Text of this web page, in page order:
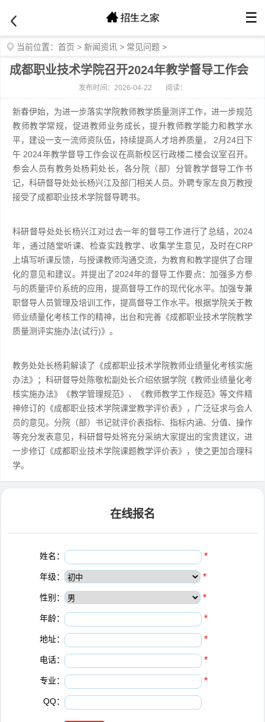
☰
当前位置： 首页 > 新闻资讯 > 常见问题 >
成都职业技术学院召开2024年教学督导工作会
发布时间：2026-04-22 阅读：
新春伊始，为进一步落实学院教师教学质量测评工作，进一步规范
教师教学常规，促进教师业务成长，提升教师教学能力和教学水
平，建设一支一流师资队伍，持续提高人才培养质量， 2月24日下
午 2024年教学督导工作会议在高新校区行政楼二楼会议室召开。
参会人员有教务处杨莉处长，各分院（部）分管教学督导工作书
记，科研督导处处长杨兴江及部门相关人员。外聘专家左良万教授
接受了成都职业技术学院督导聘书。
科研督导处处长杨兴江对过去一年的督导工作进行了总结，2024
年，通过随堂听课、检查实践教学、收集学生意见，及时在CRP
上填写听课反馈，与授课教师沟通交流，为教育和教学提供了合理
化的意见和建议。并提出了2024年的督导工作要点：加强多方参
与的质量评价系统的应用，提高督导工作的现代化水平。加强专兼
职督导人员管理及培训工作，提高督导工作水平。根据学院关于教
师业绩量化考核工作的精神，出台和完善《成都职业技术学院教学
质量测评实施办法(试行)》。
教务处处长杨莉解读了《成都职业技术学院教师业绩量化考核实施
办法》；科研督导处陈敬松副处长介绍依据学院《教师业绩量化考
核实施办法》《教学管理规范》、《教师教学工作规范》等文件精
神修订的《成都职业技术学院课堂教学评价表》，广泛征求与会人
员的意见。分院（部）书记就评价表指标、指标内涵、分值、操作
等充分发表意见，科研督导处将充分采纳大家提出的宝贵建议，进
一步修订《成都职业技术学院课题教学评价表》，使之更加合理科
学。
在线报名
姓名： *
年级： *
性别： *
年龄： *
地址： *
电话： *
专业： *
QQ：